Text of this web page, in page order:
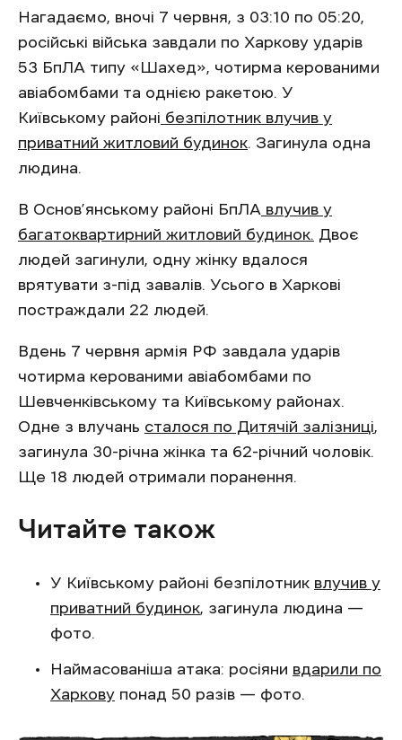
Нагадаємо, вночі 7 червня, з 03:10 по 05:20,
російські війська завдали по Харкову ударів
53 БпЛА типу «Шахед», чотирма керованими
авіабомбами та однією ракетою. У
Київському районі безпілотник влучив у
приватний житловий будинок. Загинула одна
людина.
В Основ’янському районі БпЛА влучив у
багатоквартирний житловий будинок. Двоє
людей загинули, одну жінку вдалося
врятувати з-під завалів. Усього в Харкові
постраждали 22 людей.
Вдень 7 червня армія РФ завдала ударів
чотирма керованими авіабомбами по
Шевченківському та Київському районах.
Одне з влучань сталося по Дитячій залізниці,
загинула 30-річна жінка та 62-річний чоловік.
Ще 18 людей отримали поранення.
Читайте також
У Київському районі безпілотник влучив у
приватний будинок, загинула людина —
фото.
Наймасованіша атака: росіяни вдарили по
Харкову понад 50 разів — фото.